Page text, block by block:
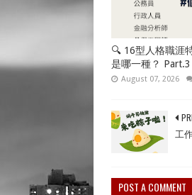
🔍 16型人格職涯
是哪一種？ Part.3
August 07, 2026
工
POST A COMMENT